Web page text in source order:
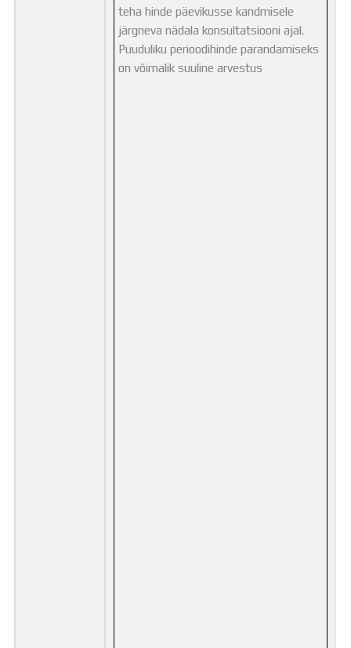
teha hinde päevikusse kandmisele
järgneva nädala konsultatsiooni ajal.
Puuduliku perioodihinde parandamiseks
on võimalik suuline arvestus